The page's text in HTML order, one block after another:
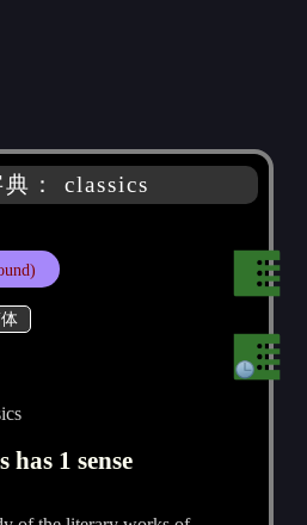
： classics
has 1 sense